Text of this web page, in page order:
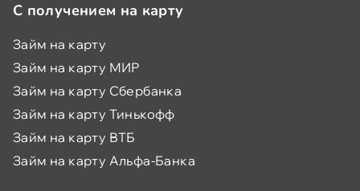
С получением на карту
Займ на карту
Займ на карту МИР
Займ на карту Сбербанка
Займ на карту Тинькофф
Займ на карту ВТБ
Займ на карту Альфа-Банка